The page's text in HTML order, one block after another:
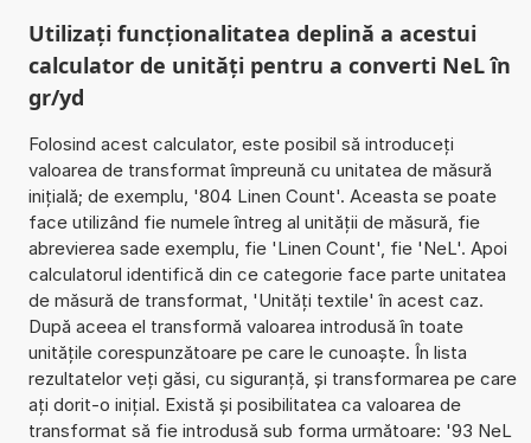
Utilizați funcționalitatea deplină a acestui
calculator de unități pentru a converti NeL în
gr/yd
Folosind acest calculator, este posibil să introduceți
valoarea de transformat împreună cu unitatea de măsură
inițială; de exemplu, '804 Linen Count'. Aceasta se poate
face utilizând fie numele întreg al unității de măsură, fie
abrevierea sade exemplu, fie 'Linen Count', fie 'NeL'. Apoi
calculatorul identifică din ce categorie face parte unitatea
de măsură de transformat, 'Unități textile' în acest caz.
După aceea el transformă valoarea introdusă în toate
unitățile corespunzătoare pe care le cunoaște. În lista
rezultatelor veți găsi, cu siguranță, și transformarea pe care
ați dorit-o inițial. Există și posibilitatea ca valoarea de
transformat să fie introdusă sub forma următoare: '93 NeL